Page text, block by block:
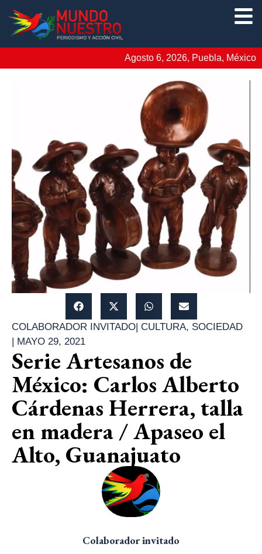
Agosto 6, 2026, Puebla, México
COLABORADOR INVITADO| CULTURA, SOCIEDAD
| MAYO 29, 2021
Serie Artesanos de
México: Carlos Alberto
Cárdenas Herrera, talla
en madera / Apaseo el
Alto, Guanajuato
Colaborador invitado